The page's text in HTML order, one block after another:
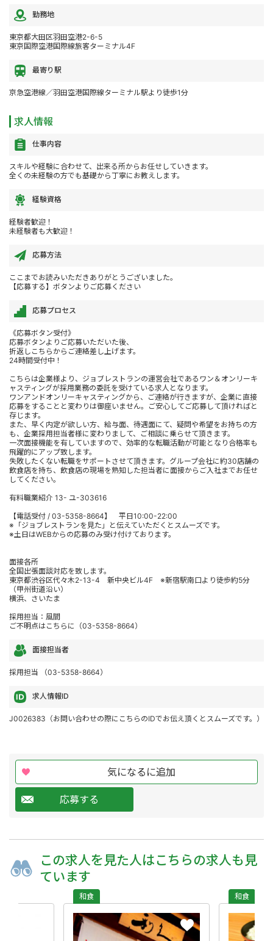
勤務地
東京都大田区羽田空港2-6-5
東京国際空港国際線旅客ターミナル4F
最寄り駅
京急空港線／羽田空港国際線ターミナル駅より徒歩1分
求人情報
仕事内容
スキルや経験に合わせて、出来る所からお任せしていきます。
全くの未経験の方でも基礎から丁寧にお教えします。
経験資格
経験者歓迎！
未経験者も大歓迎！
応募方法
ここまでお読みいただきありがとうございました。
【応募する】ボタンよりご応募ください
応募プロセス
《応募ボタン受付》
応募ボタンよりご応募いただいた後、
折返しこちらからご連絡差し上げます。
24時間受付中！
こちらは企業様より、ジョブレストランの運営会社であるワン＆オンリーキ
ャスティングが採用業務の委託を受けている求人となります。
ワンアンドオンリーキャスティングから、ご連絡が行きますが、企業に直接
応募をすることと変わりは御座いません。ご安心してご応募して頂ければと
存じます。
また、早く内定が欲しい方、給与面、待遇面にて、疑問や希望をお持ちの方
も、企業採用担当者様に変わりまして、ご相談に乗らせて頂きます。
一次面接機能を有していますので、効率的な転職活動が可能となり合格率も
飛躍的にアップ致します。
失敗したくない転職をサポートさせて頂きます。グループ会社に約30店舗の
飲食店を持ち、飲食店の現場を熟知した担当者に面接からご入社までお任せ
してください。
有料職業紹介 13- ユ-303616
【電話受付 / 03-5358-8664】 平日10:00-22:00
※「ジョブレストランを見た」と伝えていただくとスムーズです。
※土日はWEBからの応募のみ受け付けております。
面接各所
全国出張面談対応を致します。
東京都渋谷区代々木2-13-4 新中央ビル4F ※新宿駅南口より徒歩約5分
（甲州街道沿い）
横浜、さいたま
採用担当：風間
ご不明点はこちらに（03-5358-8664）
面接担当者
採用担当 （03-5358-8664）
求人情報ID
J0026383（お問い合わせの際にこちらのIDでお伝え頂くとスムーズです。）
気になるに追加
応募する
この求人を 見た人はこちらの求人も 見
ています
和食 和食